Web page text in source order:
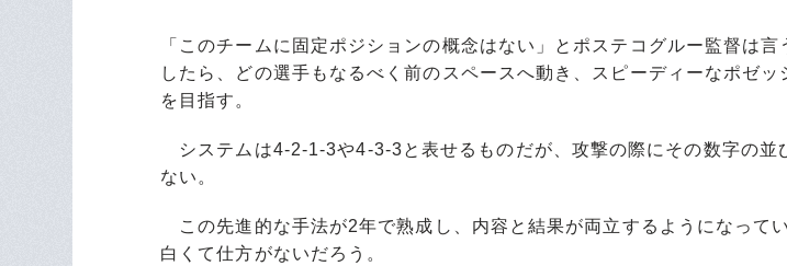
「このチームに固定ポジションの概念はない」とポステコグルー監督は
したら、どの選手もなるべく前のスペースへ動き、スピーディーなポゼッ
を目指す。
システムは4-2-1-3や4-3-3と表せるものだが、攻撃の際にその数字の並
ない。
この先進的な手法が2年で熟成し、内容と結果が両立するようになって
白くて仕方がないだろう。